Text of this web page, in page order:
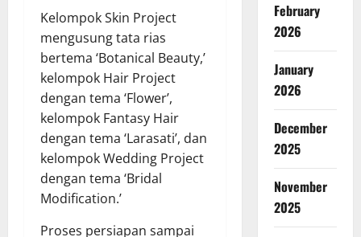
Kelompok Skin Project
mengusung tata rias
bertema ‘Botanical Beauty,’
kelompok Hair Project
dengan tema ‘Flower’,
kelompok Fantasy Hair
dengan tema ‘Larasati’, dan
kelompok Wedding Project
dengan tema ‘Bridal
Modification.’
Proses persiapan sampai
February
2026
January
2026
December
2025
November
2025